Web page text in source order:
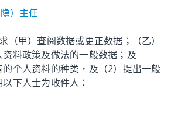
）主任
（甲）查阅数据或更正数据；（乙）
料政策及做法的一般数据；及
的个人资料的种类，及（2）提出一般
下人士为收件人：